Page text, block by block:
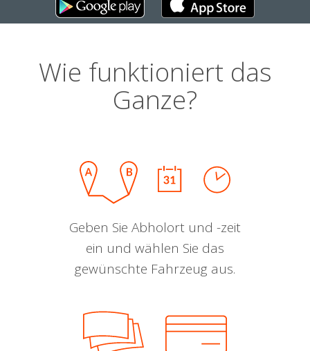
Wie funktioniert das
Ganze?
Geben Sie Abholort und -zeit
ein und wählen Sie das
gewünschte Fahrzeug aus.